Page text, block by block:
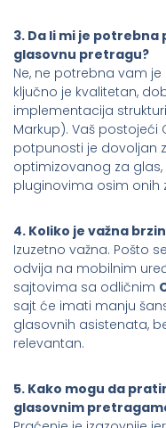
3. Da li mi je
glasovnu pretragu?
Ne, ne potrebna vam
ključno je kvalitetan,
implementacija
Markup). Vaš postojeći
potpunosti je dovoljan
optimizovanog za
pluginovima osim onih
4. Koliko je važna
Izuzetno važna. Pošto
odvija na mobilnim
sajtovima sa odličnim
sajt će imati manju
glasovnih asistenata,
relevantan.
5. Kako mogu da
glasovnim